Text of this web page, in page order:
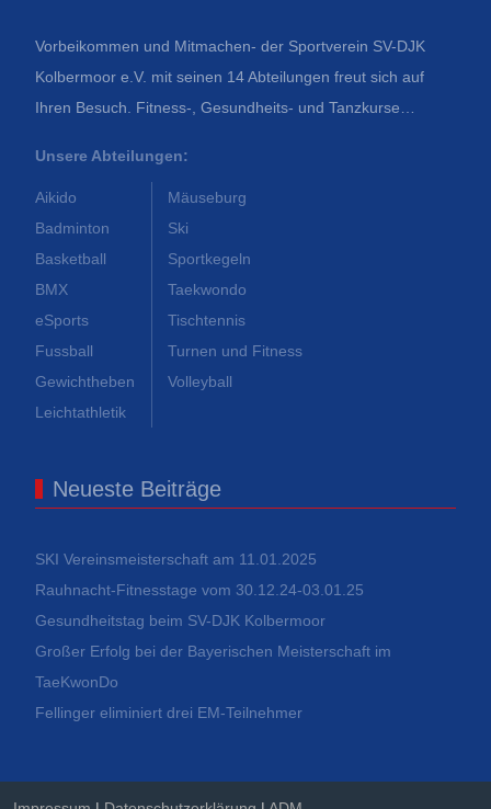
Vorbeikommen und Mitmachen- der Sportverein SV-DJK
Kolbermoor e.V. mit seinen 14 Abteilungen freut sich auf
Ihren Besuch. Fitness-, Gesundheits- und Tanzkurse…
Unsere Abteilungen:
Aikido
Badminton
Basketball
BMX
eSports
Fussball
Gewichtheben
Leichtathletik
Mäuseburg
Ski
Sportkegeln
Taekwondo
Tischtennis
Turnen und Fitness
Volleyball
Neueste Beiträge
SKI Vereinsmeisterschaft am 11.01.2025
Rauhnacht-Fitnesstage vom 30.12.24-03.01.25
Gesundheitstag beim SV-DJK Kolbermoor
Großer Erfolg bei der Bayerischen Meisterschaft im
TaeKwonDo
Fellinger eliminiert drei EM-Teilnehmer